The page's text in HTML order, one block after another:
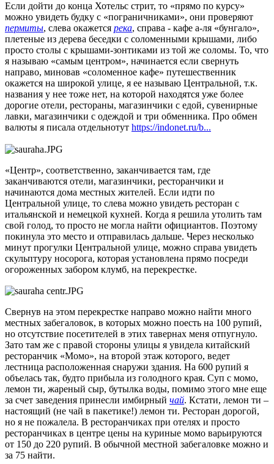
Если дойти до конца Хотельс стрит, то «прямо по курсу»
можно увидеть будку с «пограничниками», они проверяют
пермиты, слева окажется река, справа - кафе а-ля «бунгало»,
плетеные из дерева беседки с соломенными крышами, либо
просто столы с крышами-зонтиками из той же соломы. То, что
я называю «самым центром», начинается если свернуть
направо, миновав «соломенное кафе» путешественник
окажется на широкой улице, я ее называю Центральной, т.к.
названия у нее тоже нет, на которой находятся уже более
дорогие отели, рестораны, магазинчики с едой, сувенирные
лавки, магазинчики с одеждой и три обменника. Про обмен
валюты я писала отдельнотут https://indonet.ru/b...
«Центр», соответственно, заканчивается там, где
заканчиваются отели, магазинчики, ресторанчики и
начинаются дома местных жителей. Если идти по
Центральной улице, то слева можно увидеть ресторан с
итальянской и немецкой кухней. Когда я решила утолить там
свой голод, то просто не могла найти официантов. Поэтому
покинула это место и отправилась дальше. Через несколько
минут прогулки Центральной улице, можно справа увидеть
скульптуру носорога, которая установлена прямо посреди
огороженных забором клумб, на перекрестке.
Свернув на этом перекрестке направо можно найти много
местных забегаловок, в которых можно поесть на 100 рупий,
но отсутствие посетителей в этих тавернах меня отпугнуло.
Зато там же с правой стороны улицы я увидела китайский
ресторанчик «Момо», на второй этаж которого, ведет
лестница расположенная снаружи здания. На 600 рупий я
объелась так, будто прибыла из голодного края. Суп с момо,
лемон ти, жареный сыр, бутылка воды, помимо этого мне еще
за счет заведения принесли имбирный чай. Кстати, лемон ти –
настоящий (не чай в пакетике!) лемон ти. Ресторан дорогой,
но я не пожалела. В ресторанчиках при отелях и просто
ресторанчиках в центре цены на куриные момо варьируются
от 150 до 220 рупий. В обычной местной забегаловке можно и
за 75 найти.